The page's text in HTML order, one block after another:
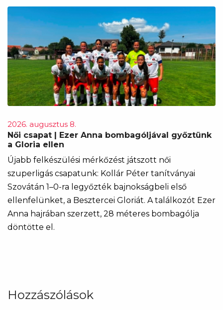
2026. augusztus 8.
Női csapat | Ezer Anna bombagóljával győztünk
a Gloria ellen
Újabb felkészülési mérkőzést játszott női
szuperligás csapatunk: Kollár Péter tanítványai
Szovátán 1–0-ra legyőzték bajnokságbeli első
ellenfelünket, a Besztercei Gloriát. A találkozót Ezer
Anna hajrában szerzett, 28 méteres bombagólja
döntötte el.
Hozzászólások